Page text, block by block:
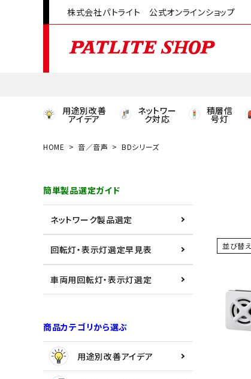
株式会社パトライト 公式オンラインショップ
用途別改善
アイデア
ネットワー
ク対応
積層信
号灯
ACCOUNT MENU
person
用途別改善アイデア
積層信号灯
回転灯
HOME 音／音声 BDシリーズ
簡単製品選定ガイド
ネットワーク製品選定
回転灯・表示灯選定早見表
車両用回転灯・表示灯選定
商品カテゴリから選ぶ
用途別改善アイデア
並び替え